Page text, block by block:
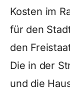
Kosten im
für den
den
Die in der
und die